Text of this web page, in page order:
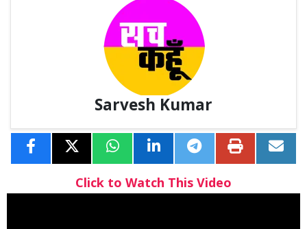
Sarvesh Kumar
Click to Watch This Video